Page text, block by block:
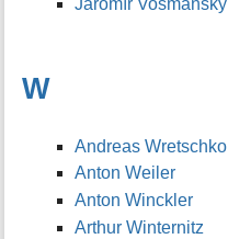
Jaromír Vosmanský
W
Andreas Wretschko
Anton Weiler
Anton Winckler
Arthur Winternitz